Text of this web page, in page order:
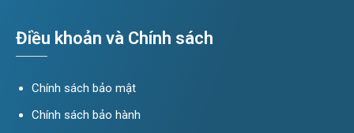
Điều khoản và Chính sách
Chính sách bảo mật
Chính sách bảo hành